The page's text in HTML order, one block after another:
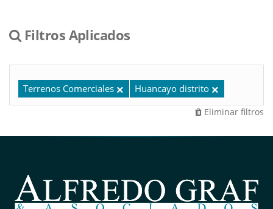
Filtros Aplicados
Terrenos Comerciales Huancayo distrito
Eliminar filtros